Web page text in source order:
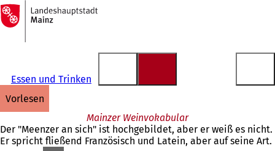
Inhalt anspringen
Zur
Startseite
Essen und Trinken
vorlesen
Mainzer Weinvokabular
Der "Meenzer an sich" ist hochgebildet, aber er weiß es nicht.
Er spricht fließend Französisch und Latein, aber auf seine Art.